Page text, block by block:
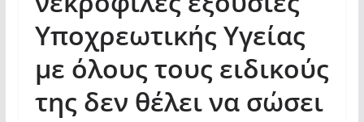
Υποχρεωτικής Υγείας
με όλους τους ειδικούς
της δεν θέλει να σώσει